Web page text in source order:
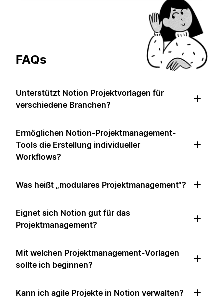
FAQs
Unterstützt Notion Projektvorlagen für
verschiedene Branchen?
Ermöglichen Notion-Projektmanagement-
Tools die Erstellung individueller
Workflows?
Was heißt „modulares Projektmanagement“?
Eignet sich Notion gut für das
Projektmanagement?
Mit welchen Projektmanagement-Vorlagen
sollte ich beginnen?
Kann ich agile Projekte in Notion verwalten?